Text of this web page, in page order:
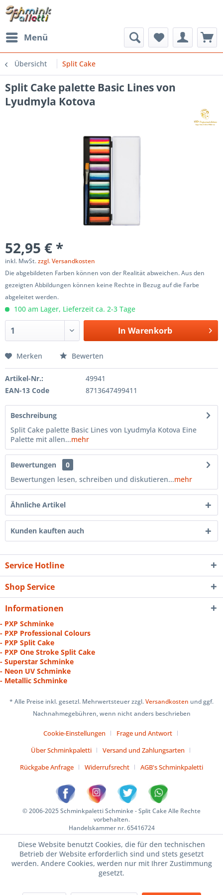
Menü
Übersicht Split Cake
Split Cake palette Basic Lines von
Lyudmyla Kotova
52,95 € *
inkl. MwSt.zzgl. Versandkosten
Die abgebildeten Farben können von der Realität abweichen. Aus den
gezeigten Abbildungen können keine Rechte in Bezug auf die Farbe
abgeleitet werden.
100 am Lager, Lieferzeit ca. 2-3 Tage
In Warenkorb
Merken Bewerten
Artikel-Nr.:
49941
EAN-13 Code
8713647499411
Beschreibung
Split Cake palette Basic Lines von Lyudmyla Kotova Eine
Palette mit allen...mehr
Bewertungen
0
Bewertungen lesen, schreiben und diskutieren...mehr
Ähnliche Artikel
Kunden kauften auch
Service Hotline
Shop Service
Informationen
- PXP Schminke
- PXP Professional Colours
- PXP Split Cake
- PXP One Stroke Split Cake
- Superstar Schminke
- Neon UV Schminke
- Metallic Schminke
* Alle Preise inkl. gesetzl. Mehrwertsteuer zzgl.Versandkosten und ggf.
Nachnahmegebühren, wenn nicht anders beschrieben
Cookie-Einstellungen
Frage und Antwort
Über Schminkpaletti
Versand und Zahlungsarten
Rückgabe Anfrage
Widerrufsrecht AGB's Schminkpaletti
© 2006-2025 Schminkpaletti Schminke - Split Cake Alle Rechte
vorbehalten.
Handelskammer nr. 65416724
Diese Website benutzt Cookies, die für den technischen
Betrieb der Website erforderlich sind und stets gesetzt
werden. Andere Cookies, werden nur mit Ihrer Zustimmung
gesetzt.